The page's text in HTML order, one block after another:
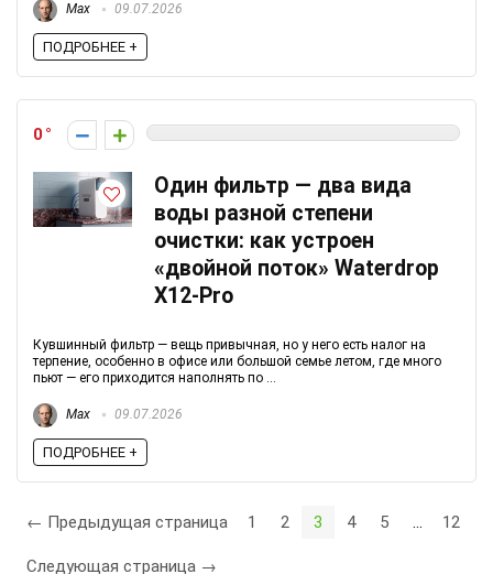
Max 09.07.2026
ПОДРОБНЕЕ +
0
Один фильтр — два вида
воды разной степени
очистки: как устроен
«двойной поток» Waterdrop
X12-Pro
Кувшинный фильтр — вещь привычная, но у него есть налог на
терпение, особенно в офисе или большой семье летом, где много
пьют — его приходится наполнять по ...
Max 09.07.2026
ПОДРОБНЕЕ +
← Предыдущая страница 1 2 3 4 5 12
Следующая страница →